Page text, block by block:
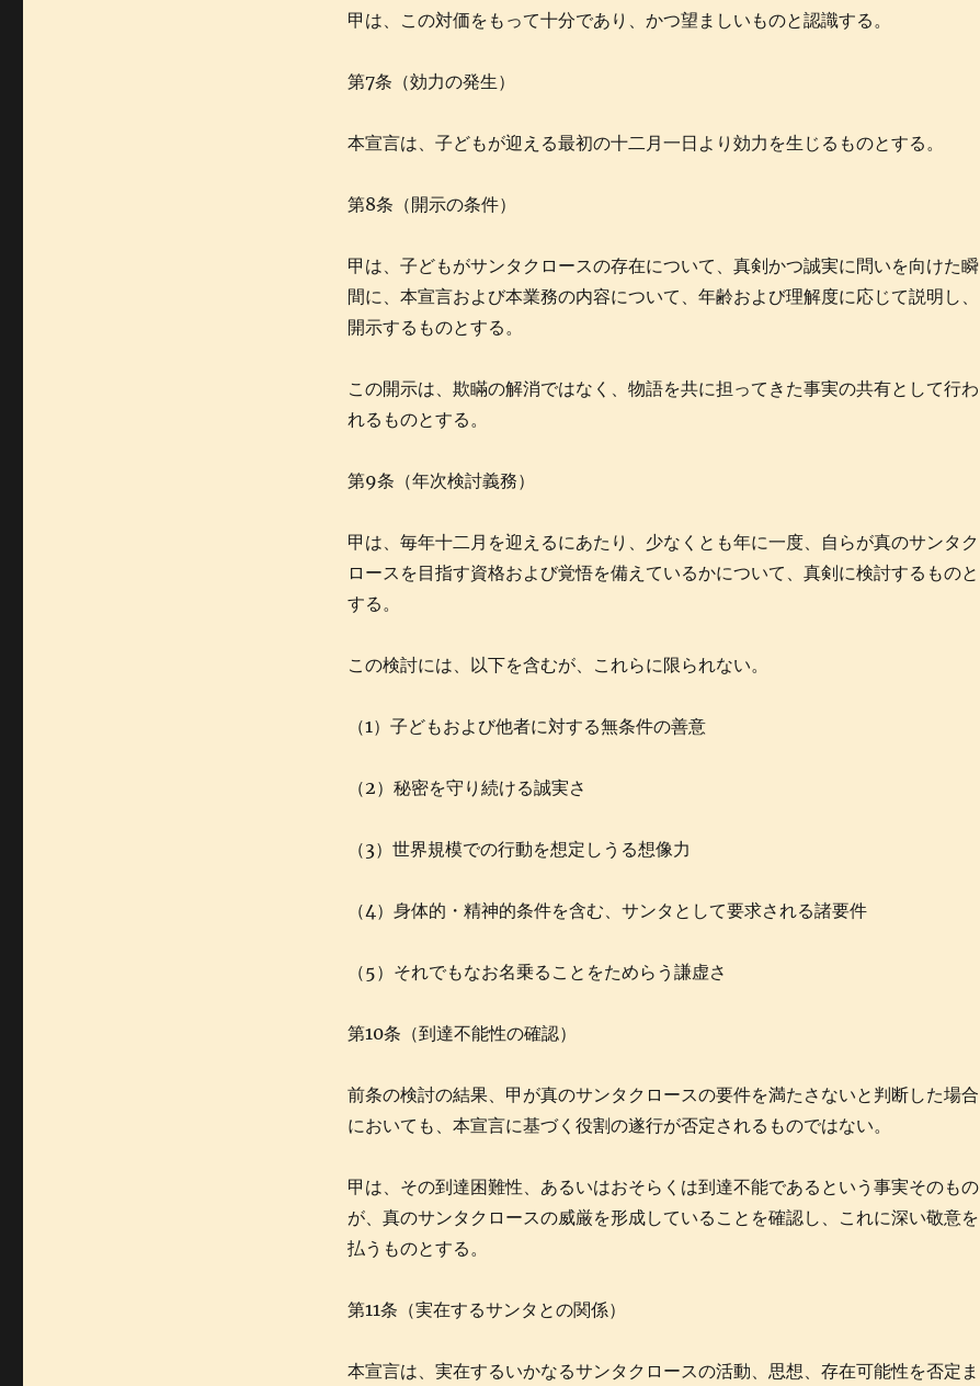
甲は、この対価をもって十分であり、かつ望ましいものと認識する。
第7条（効力の発生）
本宣言は、子どもが迎える最初の十二月一日より効力を生じるものとする。
第8条（開示の条件）
甲は、子どもがサンタクロースの存在について、真剣かつ誠実に問いを向けた瞬
間に、本宣言および本業務の内容について、年齢および理解度に応じて説明し、
開示するものとする。
この開示は、欺瞞の解消ではなく、物語を共に担ってきた事実の共有として行わ
れるものとする。
第9条（年次検討義務）
甲は、毎年十二月を迎えるにあたり、少なくとも年に一度、自らが真のサンタク
ロースを目指す資格および覚悟を備えているかについて、真剣に検討するものと
する。
この検討には、以下を含むが、これらに限られない。
（1）子どもおよび他者に対する無条件の善意
（2）秘密を守り続ける誠実さ
（3）世界規模での行動を想定しうる想像力
（4）身体的・精神的条件を含む、サンタとして要求される諸要件
（5）それでもなお名乗ることをためらう謙虚さ
第10条（到達不能性の確認）
前条の検討の結果、甲が真のサンタクロースの要件を満たさないと判断した場合
においても、本宣言に基づく役割の遂行が否定されるものではない。
甲は、その到達困難性、あるいはおそらくは到達不能であるという事実そのもの
が、真のサンタクロースの威厳を形成していることを確認し、これに深い敬意を
払うものとする。
第11条（実在するサンタとの関係）
本宣言は、実在するいかなるサンタクロースの活動、思想、存在可能性を否定ま